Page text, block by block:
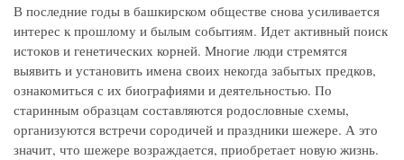
В последние годы в башкирском обществе снова усиливается
интерес к прошлому и былым событиям. Идет активный поиск
истоков и генетических корней. Многие люди стремятся
выявить и установить имена своих некогда забытых предков,
ознакомиться с их биографиями и деятельностью. По
старинным образцам составляются родословные схемы,
организуются встречи сородичей и праздники шежере. А это
значит, что шежере возраждается, приобретает новую жизнь.